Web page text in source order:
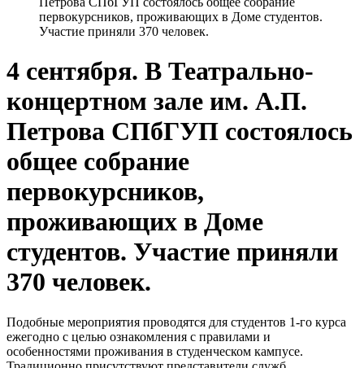
первокурсников, проживающих в Доме студентов.
Участие приняли 370 человек.
4 сентября. В Театрально-
концертном зале им. А.П.
Петрова СПбГУП состоялось
общее собрание
первокурсников,
проживающих в Доме
студентов. Участие приняли
370 человек.
Подобные мероприятия проводятся для студентов 1-го курса
ежегодно с целью ознакомления с правилами и
особенностями проживания в студенческом кампусе.